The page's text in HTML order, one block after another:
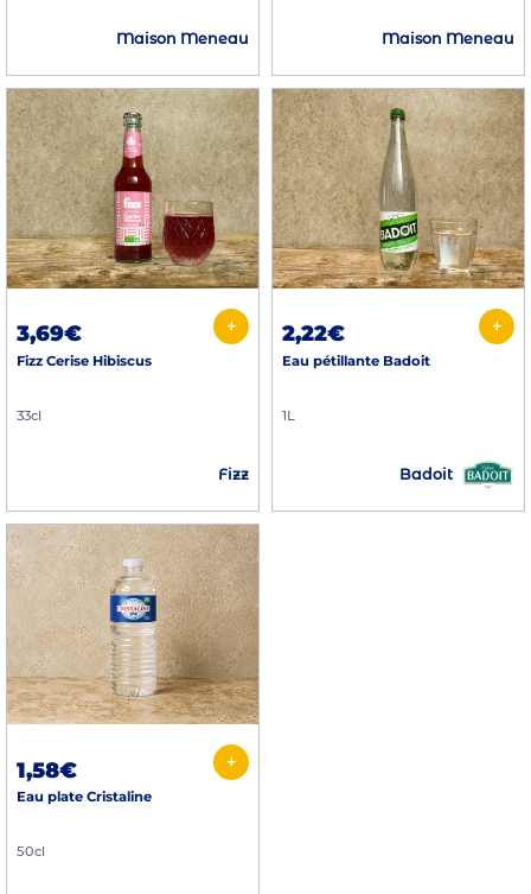
Maison Meneau Maison Meneau
3,69€ +
Fizz Cerise Hibiscus
33cl
Fizz
2,22€ +
Eau pétillante Badoit
1L
Badoit
1,58€ +
Eau plate Cristaline
50cl